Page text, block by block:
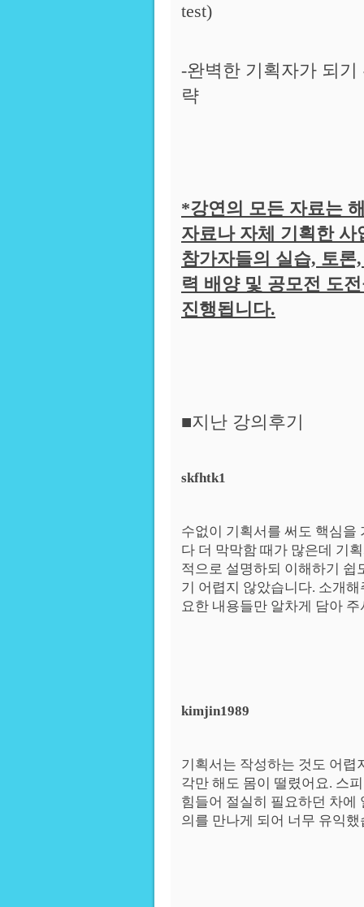
test)
-완벽한 기획자가 되
략
*강연의 모든 자료는
자료나 자체 기획한
참가자들의 실습, 토
력 배양 및 공모전 도
진행됩니다.
■지난 강의후기
skfhtk1
수없이 기획서를 써도 핵심을
다 더 막막함 때가 많은데 기
적으로 설명하되 이해하기 쉽
기 어렵지 않았습니다. 소개
요한 내용들만 알차게 담아
kimjin1989
기획서는 작성하는 것도 어렵
각만 해도 몸이 떨렸어요. 스
힘들어 절실히 필요하던 차에
의를 만나게 되어 너무 유익했